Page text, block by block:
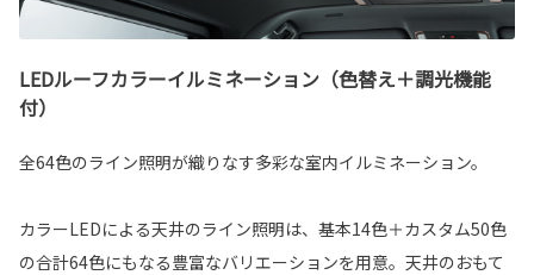
LEDルーフカラーイルミネーション（色替え＋調光機能
付）
全64色のライン照明が織りなす多彩な室内イルミネーション。
カラーLEDによる天井のライン照明は、基本14色＋カスタム50色
の合計64色にもなる豊富なバリエーションを用意。天井のおもて